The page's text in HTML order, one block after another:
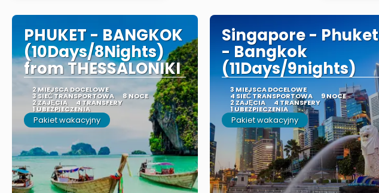
PHUKET - BANGKOK
(10Days/8Nights)
from THESSALONIKI
2 MIEJSCA DOCELOWE
3 SIEĆ TRANSPORTOWA 8 NOCE
2 ZAJĘCIA 4 TRANSFERY
1 UBEZPIECZENIA
Pakiet wakacyjny
Singapore - Phuket
- Bangkok
(11Days/9nights)
3 MIEJSCA DOCELOWE
4 SIEĆ TRANSPORTOWA 9 NOCE
2 ZAJĘCIA 4 TRANSFERY
1 UBEZPIECZENIA
Pakiet wakacyjny